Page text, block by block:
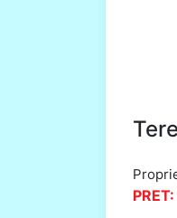
PRET: